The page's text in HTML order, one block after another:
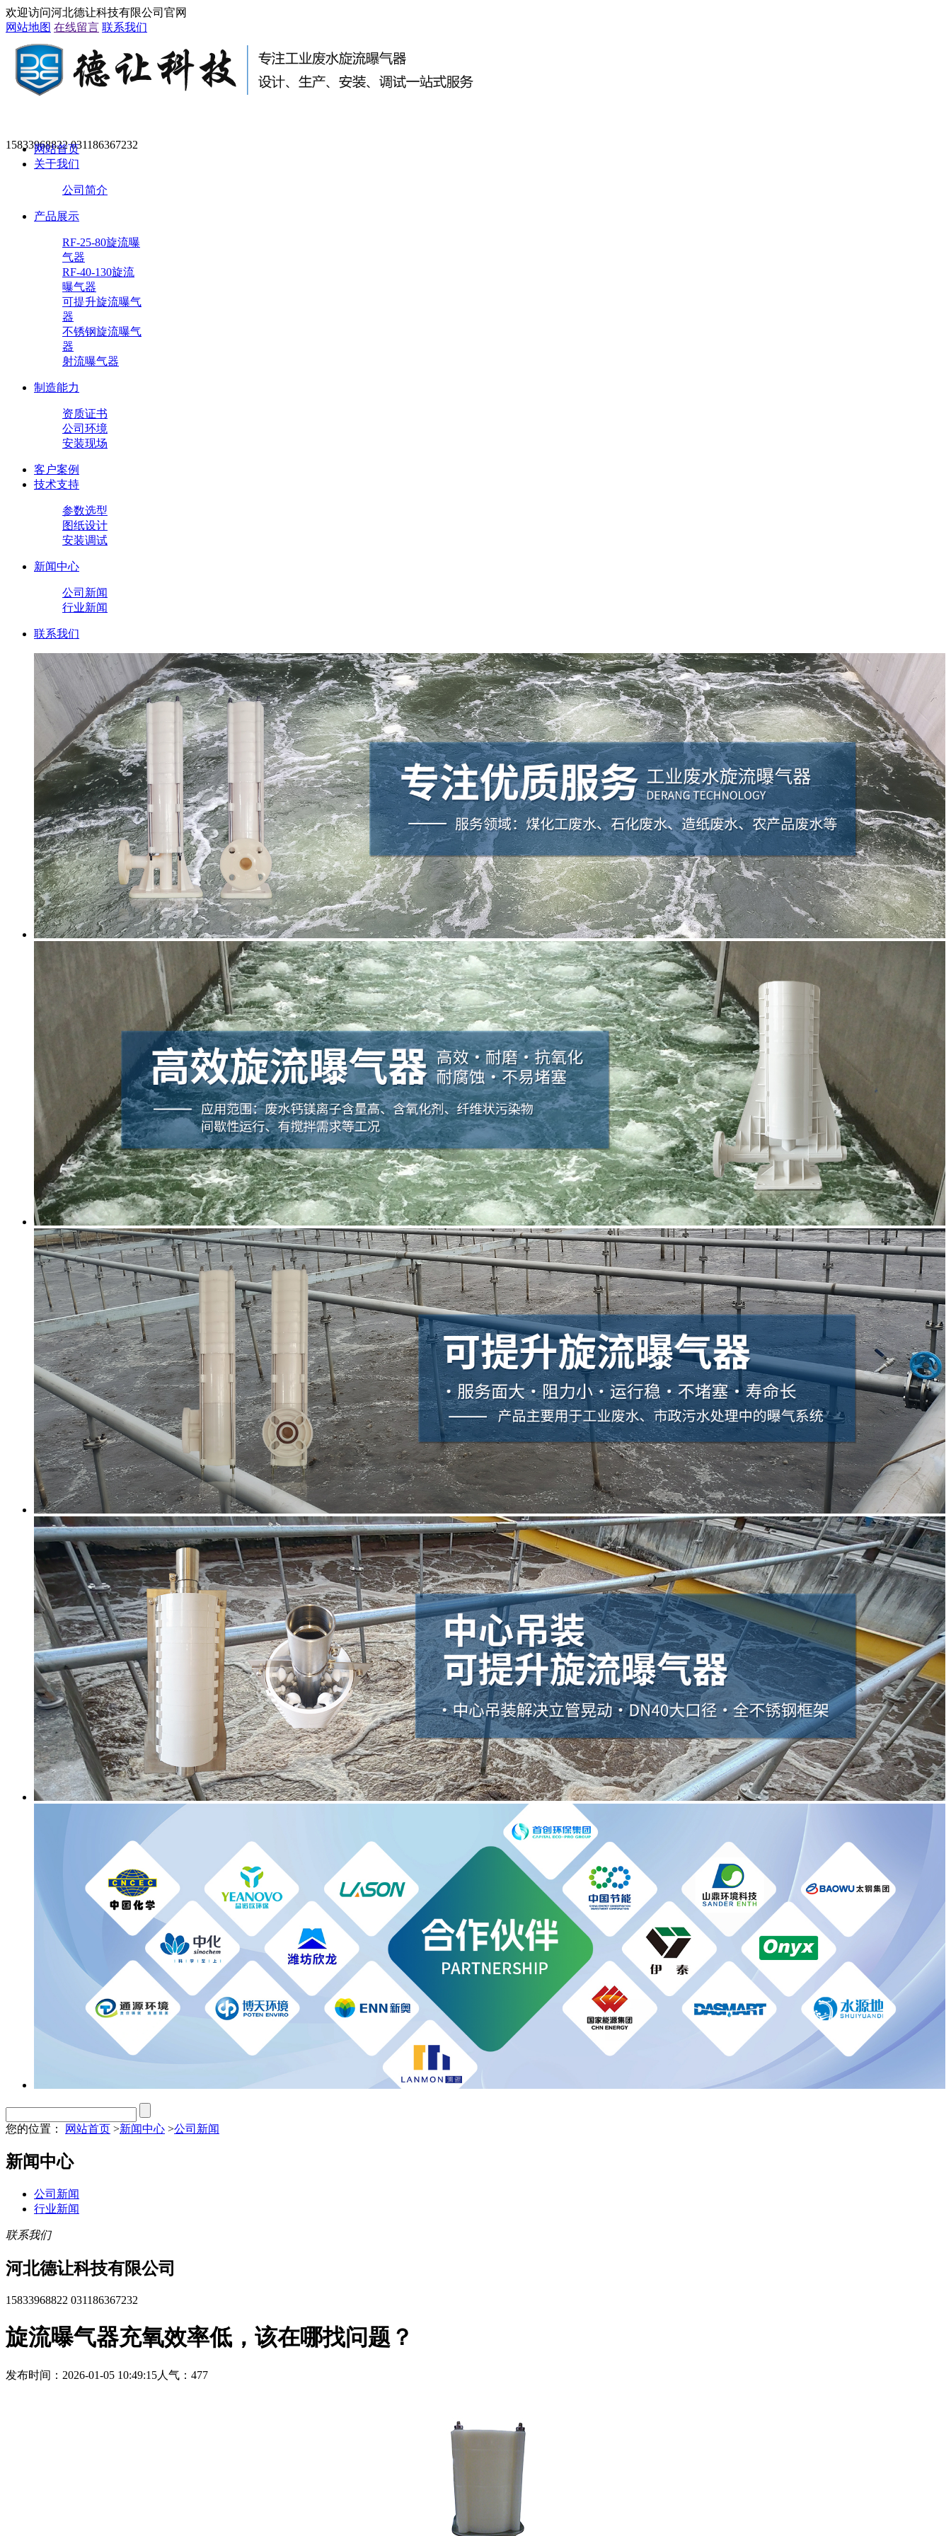
欢迎访问河北德让科技有限公司官网
网站地图 在线留言 联系我们
15833968822 031186367232
网站首页
关于我们
公司简介
产品展示
RF-25-80旋流曝
气器
RF-40-130旋流
曝气器
可提升旋流曝气
器
不锈钢旋流曝气
器
射流曝气器
制造能力
资质证书
公司环境
安装现场
客户案例
技术支持
参数选型
图纸设计
安装调试
新闻中心
公司新闻
行业新闻
联系我们
您的位置： 网站首页 >新闻中心 >公司新闻
新闻中心
公司新闻
行业新闻
联系我们
河北德让科技有限公司
15833968822 031186367232
旋流曝气器充氧效率低，该在哪找问题？
发布时间：2026-01-05 10:49:15人气：477